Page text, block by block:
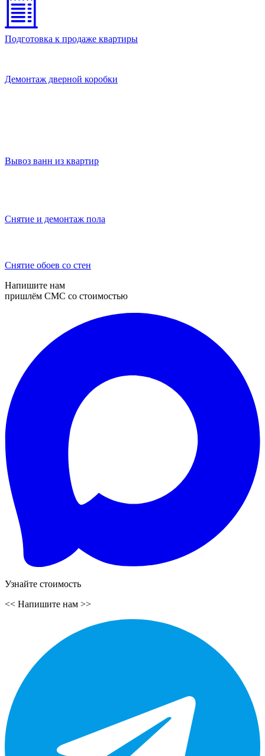
Подготовка к продаже квартиры
Демонтаж дверной коробки
Вывоз ванн из квартир
Снятие и демонтаж пола
Снятие обоев со стен
Напишите нам
пришлём СМС со стоимостью
Узнайте стоимость
<< Напишите нам >>